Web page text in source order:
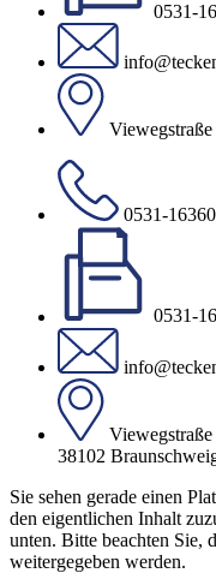
0531-
0531-16360
0531-
Viewegstraße
38102
Sie sehen gerade einen
den eigentlichen Inhalt
unten. Bitte beachten Sie,
weitergegeben werden.